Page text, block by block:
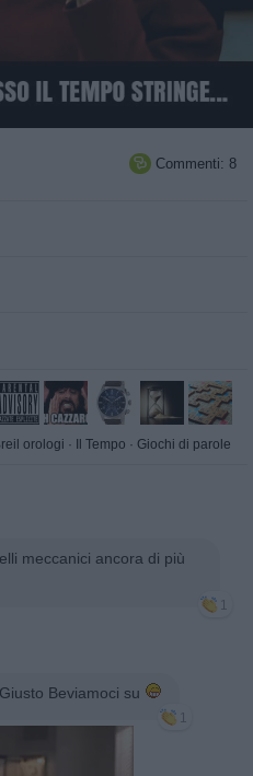
 Commenti: 8
orologi · Il Tempo · Giochi di parole
meccanici ancora di più
1
Beviamoci su
1